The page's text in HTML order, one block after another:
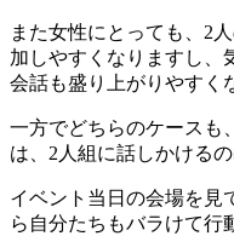
また女性にとっても、2
加しやすくなりますし、
会話も盛り上がりやすく
一方でどちらのケースも
は、2人組に話しかける
イベント当日の会場を見
ら自分たちもバラけて行